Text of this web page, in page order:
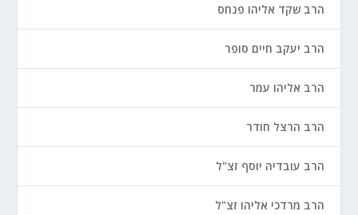
הרב שקד אליהו פנחס
הרב יעקב חיים סופר
הרב אליהו עמר
הרב הרצל חודר
הרב עובדיה יוסף זצ"ל
הרב מרדכי אליהו זצ"ל